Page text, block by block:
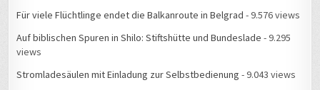
Für viele Flüchtlinge endet die Balkanroute in Belgrad - 9.576 views
Auf biblischen Spuren in Shilo: Stiftshütte und Bundeslade - 9.295
views
Stromladesäulen mit Einladung zur Selbstbedienung - 9.043 views